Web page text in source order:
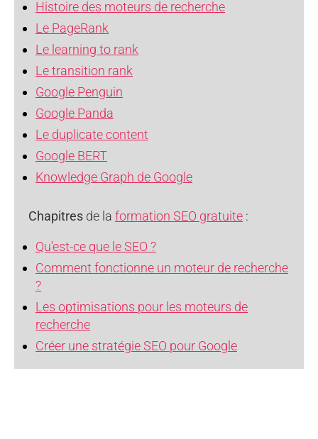
Histoire des moteurs de recherche
Le PageRank
Le learning to rank
Le transition rank
Google Penguin
Google Panda
Le duplicate content
Google BERT
Knowledge Graph de Google
Chapitres de la formation SEO gratuite :
Qu’est-ce que le SEO ?
Comment fonctionne un moteur de recherche
?
Les optimisations pour les moteurs de
recherche
Créer une stratégie SEO pour Google